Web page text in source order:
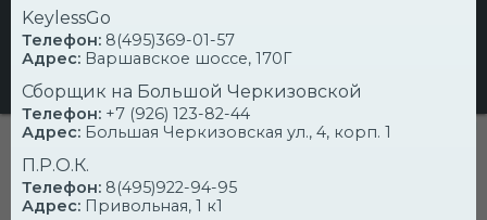
СПРАВОЧНИК
СЛУЖБ ВСКРЫТИЯ
ЦЕНЫ НА ВСКРЫТИЕ
KeylessGo
Телефон: 8(495)369-01-57
Адрес: Варшавское шоссе, 170Г
Сборщик на Большой Черкизовской
Телефон: +7 (926) 123-82-44
Адрес: Большая Черкизовская ул., 4, корп. 1
П.Р.О.К.
Телефон: 8(495)922-94-95
Адрес: Привольная, 1 к1